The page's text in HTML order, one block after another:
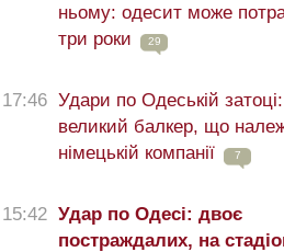
ньому: одесит може
три роки
29
17:46 Удари по Одеській
великий балкер, що
німецькій компанії
7
15:42 Удар по Одесі: двоє
постраждалих, на